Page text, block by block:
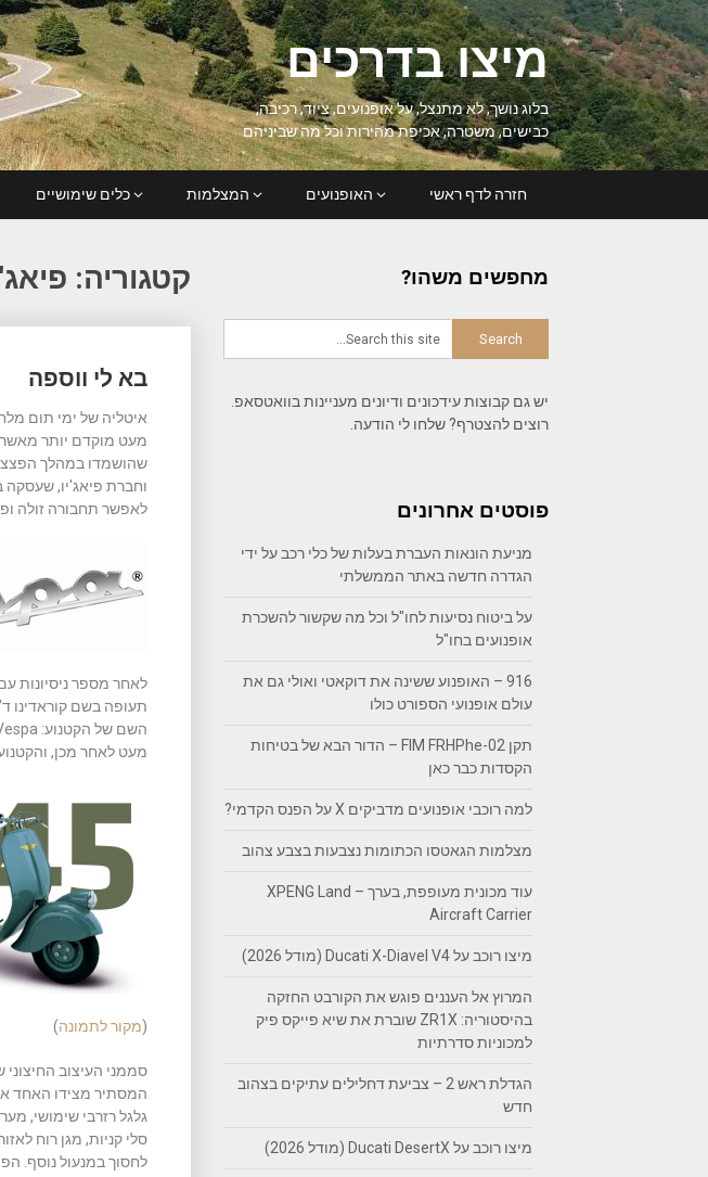
Skip
to
content
מיצו בדרכים
בלוג נושך, לא מתנצל, על אופנועים, ציוד, רכיבה,
כבישים, משטרה, אכיפת מהירות וכל מה שביניהם
חזרה לדף ראשי האופנועים המצלמות כלים שימושיים
קטגוריה:
בא לי ווספה
איטליה של ימי תום
מעט מוקדם יותר
שהושמדו במהלך
וחברת פיאג'יו, שעסקה
לאפשר תחבורה זולה
לאחר מספר ניסיונות
תעופה בשם קוראדינו
מעט לאחר מכן,
(מקור לתמונה)
סממני העיצוב
המסתיר מצידו האחד
גלגל רזרבי שימושי,
סלי קניות, מגן רוח
לחסוך במנעול נוסף.
navigation
מחפשים משהו?
יש גם קבוצות עידכונים ודיונים מעניינות בוואטסאפ.
רוצים להצטרף? שלחו לי הודעה.
פוסטים אחרונים
מניעת הונאות העברת בעלות של כלי רכב על ידי
הגדרה חדשה באתר הממשלתי
על ביטוח נסיעות לחו"ל וכל מה שקשור להשכרת
אופנועים בחו"ל
916 – האופנוע ששינה את דוקאטי ואולי גם את
עולם אופנועי הספורט כולו
תקן FIM FRHPhe-02 – הדור הבא של בטיחות
הקסדות כבר כאן
למה רוכבי אופנועים מדביקים X על הפנס הקדמי?
מצלמות הגאטסו הכתומות נצבעות בצבע צהוב
עוד מכונית מעופפת, בערך – XPENG Land
Aircraft Carrier
מיצו רוכב על Ducati X-Diavel V4 (מודל 2026)
המרוץ אל העננים פוגש את הקורבט החזקה
בהיסטוריה: ZR1X שוברת את שיא פייקס פיק
למכוניות סדרתיות
הגדלת ראש 2 – צביעת דחלילים עתיקים בצהוב
חדש
מיצו רוכב על Ducati DesertX (מודל 2026)